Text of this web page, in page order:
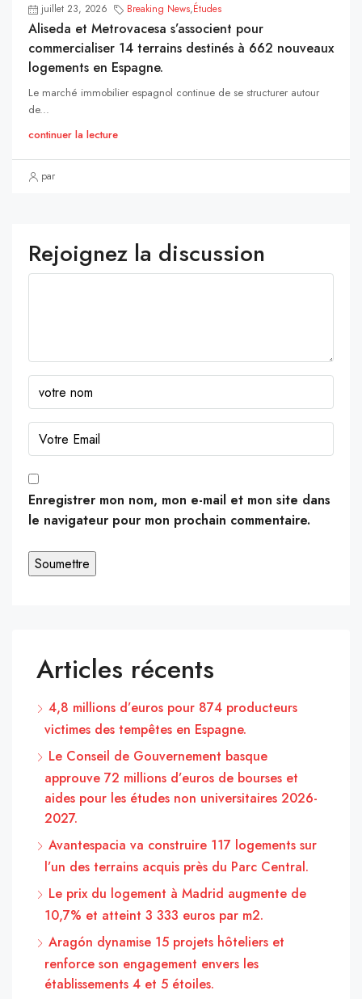
juillet 23, 2026 Breaking News,Études
Aliseda et Metrovacesa s’associent pour
commercialiser 14 terrains destinés à 662 nouveaux
logements en Espagne.
Le marché immobilier espagnol continue de se structurer autour
de...
continuer la lecture
par
Rejoignez la discussion
Enregistrer mon nom, mon e-mail et mon site dans
le navigateur pour mon prochain commentaire.
Articles récents
4,8 millions d’euros pour 874 producteurs
victimes des tempêtes en Espagne.
Le Conseil de Gouvernement basque
approuve 72 millions d’euros de bourses et
aides pour les études non universitaires 2026-
2027.
Avantespacia va construire 117 logements sur
l’un des terrains acquis près du Parc Central.
Le prix du logement à Madrid augmente de
10,7% et atteint 3 333 euros par m2.
Aragón dynamise 15 projets hôteliers et
renforce son engagement envers les
établissements 4 et 5 étoiles.